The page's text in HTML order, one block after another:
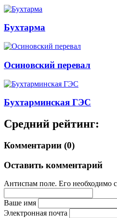
Бухтарма
Осиновский перевал
Бухтарминская ГЭС
Средний рейтинг:
Комментарии (0)
Оставить комментарий
Антиспам поле. Его необходимо
Ваше имя
Электронная почта